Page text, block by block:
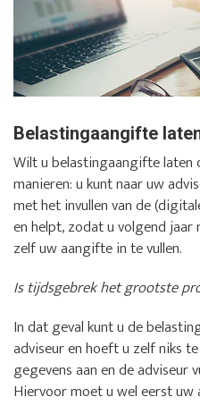
Belastingaangifte
Wilt u belastingaangifte laten
manieren: u kunt naar uw
met het invullen van de
en helpt, zodat u volgend jaar
zelf uw aangifte in te vullen.
Is tijdsgebrek het grootste
In dat geval kunt u de
adviseur en hoeft u zelf niks
gegevens aan en de adviseur
Hiervoor moet u wel eerst